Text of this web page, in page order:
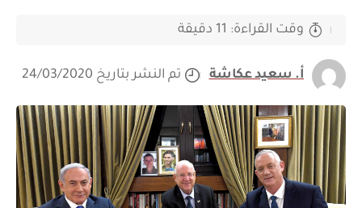
أ. سعيد عكاشة تم النشر بتاريخ 24/03/2020
وقت القراءة: 11 دقيقة